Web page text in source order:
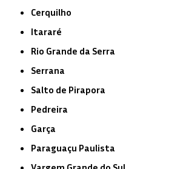
Cerquilho
Itararé
Rio Grande da Serra
Serrana
Salto de Pirapora
Pedreira
Garça
Paraguaçu Paulista